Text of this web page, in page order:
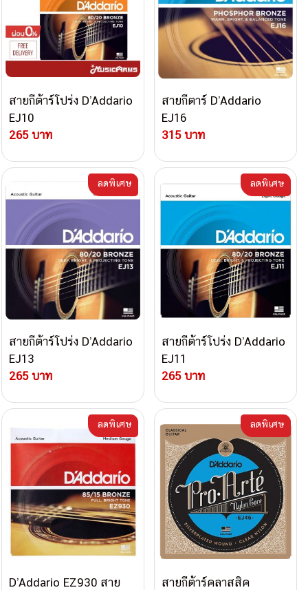
สายกีต้าร์โปร่ง D’Addario
EJ10
265 บาท
สายกีตาร์ D’Addario
EJ16
315 บาท
สายกีต้าร์โปร่ง D’Addario
EJ13
265 บาท
ลดพิเศษ
สายกีต้าร์โปร่ง D’Addario
EJ11
265 บาท
ลดพิเศษ
D’Addario EZ930 สาย
ลดพิเศษ
สายกีต้าร์คลาสสิค
ลดพิเศษ